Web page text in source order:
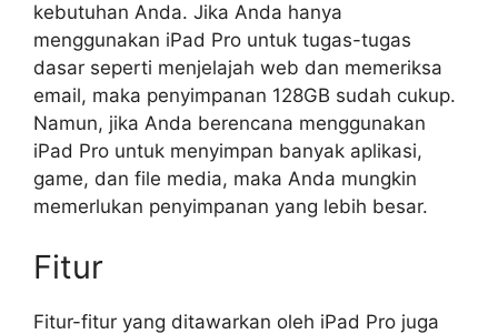
kebutuhan Anda. Jika Anda hanya
menggunakan iPad Pro untuk tugas-tugas
dasar seperti menjelajah web dan memeriksa
email, maka penyimpanan 128GB sudah cukup.
Namun, jika Anda berencana menggunakan
iPad Pro untuk menyimpan banyak aplikasi,
game, dan file media, maka Anda mungkin
memerlukan penyimpanan yang lebih besar.
Fitur
Fitur-fitur yang ditawarkan oleh iPad Pro juga